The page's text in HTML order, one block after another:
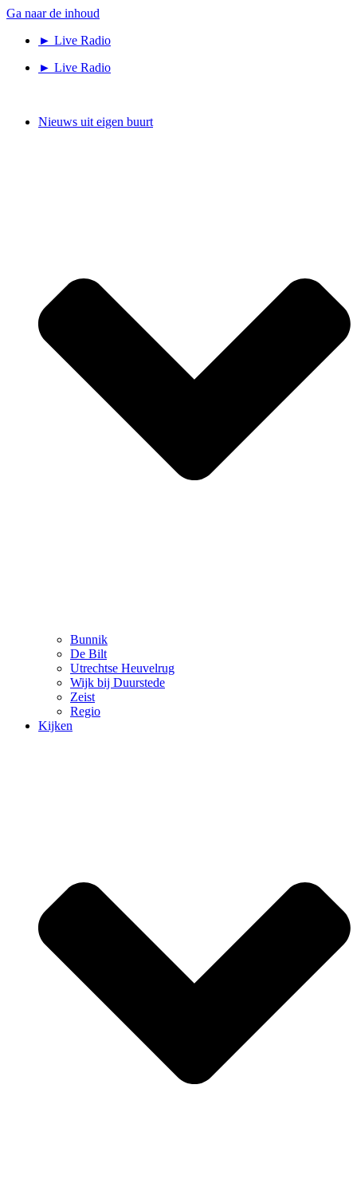
Ga naar de inhoud
► Live Radio
► Live Radio
Nieuws uit eigen buurt
Bunnik
De Bilt
Utrechtse Heuvelrug
Wijk bij Duurstede
Zeist
Regio
Kijken